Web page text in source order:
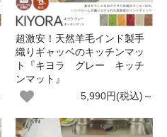
超激安！天然羊毛インド製手
織りギャッベのキッチンマッ
ト『キヨラ グレー キッチ
ンマット』
5,990円(税込)～